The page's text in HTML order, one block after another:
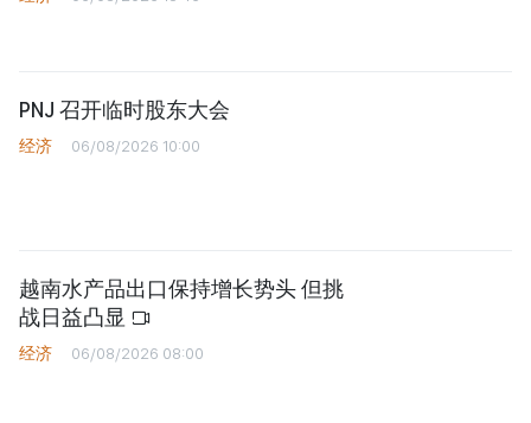
PNJ 召开临时股东大会
经济 06/08/2026 10:00
越南水产品出口保持增长势头 但挑
战日益凸显
经济 06/08/2026 08:00